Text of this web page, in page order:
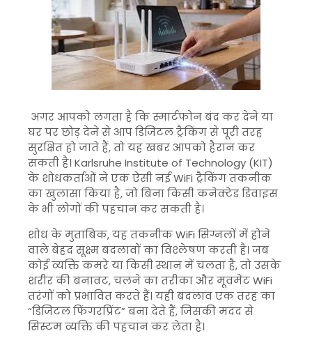
अगर आपको लगता है कि स्मार्टफोन बंद कर देने या
घर पर छोड़ देने से आप डिजिटल ट्रैकिंग से पूरी तरह
सुरक्षित हो जाते हैं, तो यह खबर आपको हैरान कर
सकती है।Karlsruhe Institute of Technology (KIT)
के शोधकर्ताओं ने एक ऐसी नई WiFi ट्रैकिंग तकनीक
का खुलासा किया है, जो बिना किसी कनेक्टेड डिवाइस
के भी लोगों की पहचान कर सकती है।
शोध के मुताबिक, यह तकनीक WiFi सिग्नलों में होने
वाले बेहद सूक्ष्म बदलावों का विश्लेषण करती है। जब
कोई व्यक्ति कमरे या किसी स्थान में चलता है, तो उसके
शरीर की बनावट, चलने का तरीका और मूवमेंट WiFi
तरंगों को प्रभावित करते हैं। यही बदलाव एक तरह का
“डिजिटल फिंगरप्रिंट” बना देते हैं, जिसकी मदद से
सिस्टम व्यक्ति की पहचान कर लेता है।